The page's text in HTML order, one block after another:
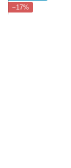
−17%